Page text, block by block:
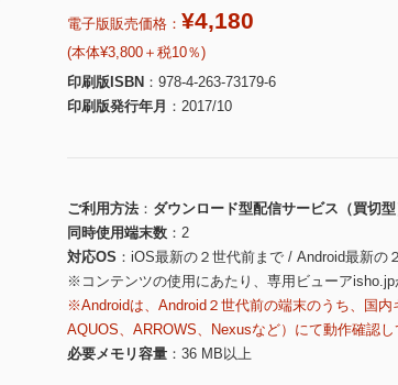
電子版販売価格： ¥4,180
(本体¥3,800＋税10％)
印刷版ISBN
978-4-263-73179-6
印刷版発行年月
2017/10
ご利用方法
ダウンロード型配信サービス（買切型
同時使用端末数
2
対応OS
iOS最新の２世代前まで / Android最新の
※コンテンツの使用にあたり、専用ビューアisho.jp
※Androidは、Android２世代前の端末のうち、国内
AQUOS、ARROWS、Nexusなど）にて動作確認し
必要メモリ容量
36 MB以上